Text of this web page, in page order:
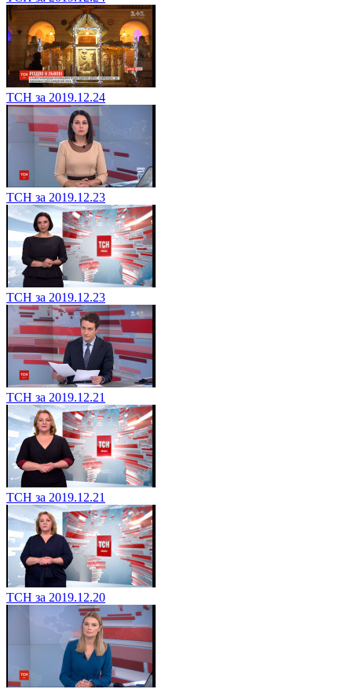
ТСН за 2019.12.24
ТСН за 2019.12.23
ТСН за 2019.12.23
ТСН за 2019.12.21
ТСН за 2019.12.21
ТСН за 2019.12.20